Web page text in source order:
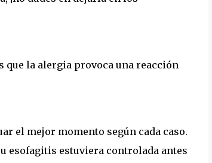
que la alergia provoca una reacción
el mejor momento según cada caso.
esofagitis estuviera controlada antes